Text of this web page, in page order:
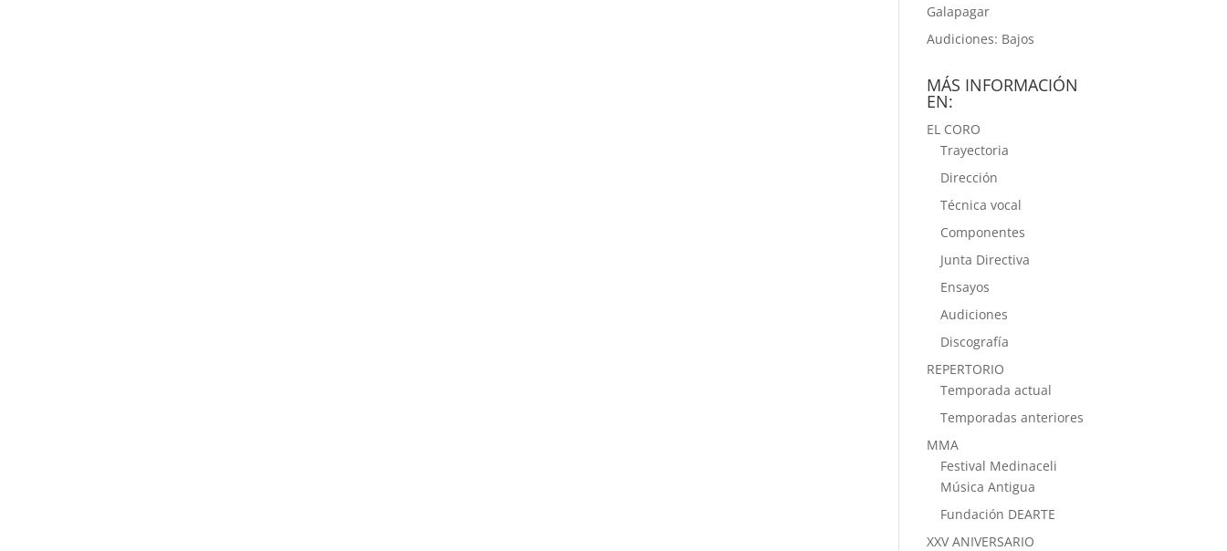
Galapagar
Audiciones: Bajos
MÁS INFORMACIÓN
EN:
EL CORO
Trayectoria
Dirección
Técnica vocal
Componentes
Junta Directiva
Ensayos
Audiciones
Discografía
REPERTORIO
Temporada actual
Temporadas anteriores
MMA
Festival Medinaceli
Música Antigua
Fundación DEARTE
XXV ANIVERSARIO